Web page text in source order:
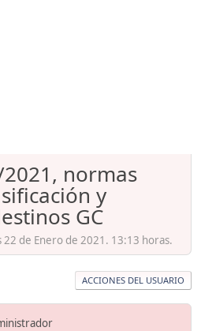
normas
y
GC
de Enero de 2021. 13:13 horas.
ACCIONES DEL USUARIO